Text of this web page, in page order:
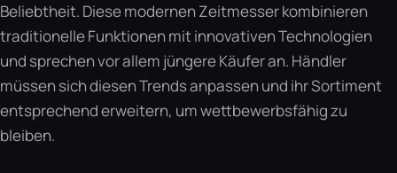
Beliebtheit. Diese modernen Zeitmesser kombinieren
traditionelle Funktionen mit innovativen Technologien
und sprechen vor allem jüngere Käufer an. Händler
müssen sich diesen Trends anpassen und ihr Sortiment
entsprechend erweitern, um wettbewerbsfähig zu
bleiben.